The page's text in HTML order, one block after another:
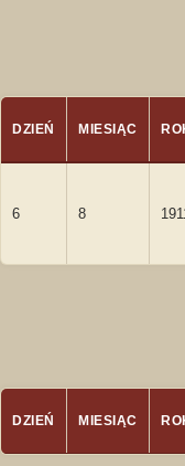
DZIEŃ MIESIĄC
6 8
DZIEŃ MIESIĄC